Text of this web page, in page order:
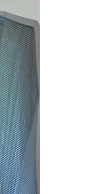
GPUはRTX5060の比較的安
価な構成のPC購入ですが当
方、初めてのゲーミングPC
でした。
HP内がとてもシンプルな作
りになっているので若干の
怪しさを感じてしまいまし
たが…笑
他の方の丁寧で評価の高い
レビューなども購入のきっ
かけの一つになりました。
製品に関しても購入して４
ヶ月弱経ちますが不具合や
故障は一切なく快適に動
作、使用できています！
続きを読む